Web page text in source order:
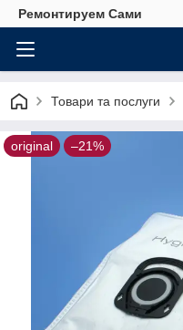
Ремонтируем Сами
Товари та послуги
original –21%